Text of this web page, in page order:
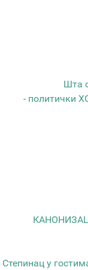
Шта
- политички
Степинац у